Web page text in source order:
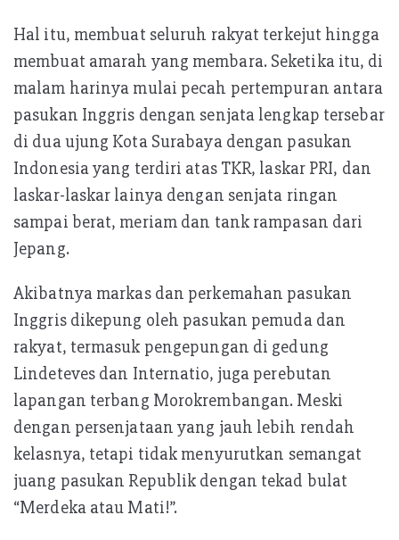
Hal itu, membuat seluruh rakyat terkejut hingga
membuat amarah yang membara. Seketika itu, di
malam harinya mulai pecah pertempuran antara
pasukan Inggris dengan senjata lengkap tersebar
di dua ujung Kota Surabaya dengan pasukan
Indonesia yang terdiri atas TKR, laskar PRI, dan
laskar-laskar lainya dengan senjata ringan
sampai berat, meriam dan tank rampasan dari
Jepang.
Akibatnya markas dan perkemahan pasukan
Inggris dikepung oleh pasukan pemuda dan
rakyat, termasuk pengepungan di gedung
Lindeteves dan Internatio, juga perebutan
lapangan terbang Morokrembangan. Meski
dengan persenjataan yang jauh lebih rendah
kelasnya, tetapi tidak menyurutkan semangat
juang pasukan Republik dengan tekad bulat
“Merdeka atau Mati!”.